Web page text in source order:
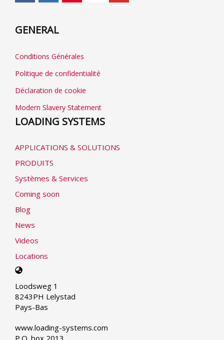
GENERAL
Conditions Générales
Politique de confidentialité
Déclaration de cookie
Modern Slavery Statement
LOADING SYSTEMS
APPLICATIONS & SOLUTIONS
PRODUITS
Systèmes & Services
Coming soon
Blog
News
Videos
Locations
Select
language
Loodsweg 1
8243PH Lelystad
Pays-Bas
www.loading-systems.com
P.O. box 2013